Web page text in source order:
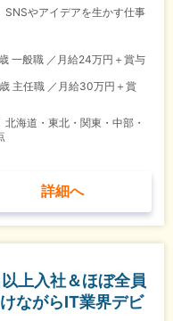
SNSやアイデアを生かす仕事
一般職 ／月給24万円＋賞与
主任職 ／月給30万円＋賞
北海道・東北・関東・中部・
詳細へ
上入社＆ほぼ全員
ながらIT業界デビ